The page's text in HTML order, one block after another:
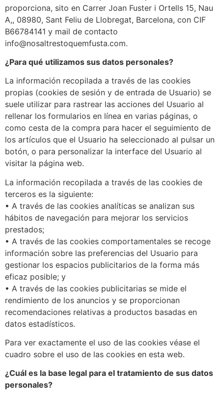
proporciona, sito en Carrer Joan Fuster i Ortells 15, Nau
A,, 08980, Sant Feliu de Llobregat, Barcelona, con CIF
B66784141 y mail de contacto
info@nosaltrestoquemfusta.com.
¿Para qué utilizamos sus datos personales?
La información recopilada a través de las cookies
propias (cookies de sesión y de entrada de Usuario) se
suele utilizar para rastrear las acciones del Usuario al
rellenar los formularios en línea en varias páginas, o
como cesta de la compra para hacer el seguimiento de
los artículos que el Usuario ha seleccionado al pulsar un
botón, o para personalizar la interface del Usuario al
visitar la página web.
La información recopilada a través de las cookies de
terceros es la siguiente:
• A través de las cookies analíticas se analizan sus
hábitos de navegación para mejorar los servicios
prestados;
• A través de las cookies comportamentales se recoge
información sobre las preferencias del Usuario para
gestionar los espacios publicitarios de la forma más
eficaz posible; y
• A través de las cookies publicitarias se mide el
rendimiento de los anuncios y se proporcionan
recomendaciones relativas a productos basadas en
datos estadísticos.
Para ver exactamente el uso de las cookies véase el
cuadro sobre el uso de las cookies en esta web.
¿Cuál es la base legal para el tratamiento de sus datos
personales?